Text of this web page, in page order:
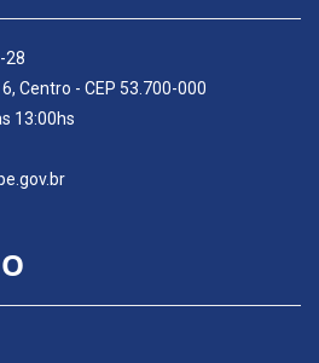
28
Centro - CEP 53.700-000
13:00hs